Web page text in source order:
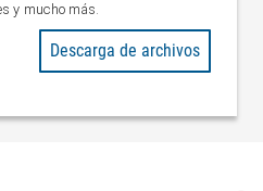
y mucho más.
Descarga de archivos